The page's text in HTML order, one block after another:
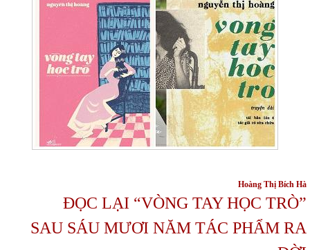
Hoàng Thị Bích Hà
ĐỌC LẠI “VÒNG TAY HỌC TRÒ”
SAU SÁU MƯƠI NĂM TÁC PHẨM RA